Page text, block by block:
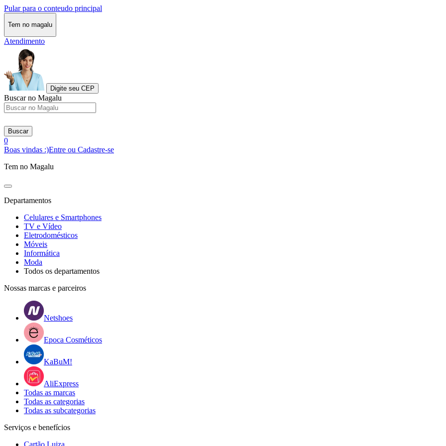
Pular para o conteudo principal
Tem no magalu
Atendimento
Digite seu CEP
Buscar no Magalu
Buscar
0
Boas vindas :)Entre ou Cadastre-se
Tem no Magalu
Departamentos
Celulares e Smartphones
TV e Vídeo
Eletrodomésticos
Móveis
Informática
Moda
Todos os departamentos
Nossas marcas e parceiros
Netshoes
Epoca Cosméticos
KaBuM!
AliExpress
Todas as marcas
Todas as categorias
Todas as subcategorias
Serviços e benefícios
Cartão Luiza